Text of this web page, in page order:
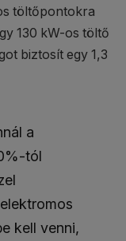
töltőpontokra
130 kW-os töltő
biztosít egy 1,3
a
tól
kell venni,